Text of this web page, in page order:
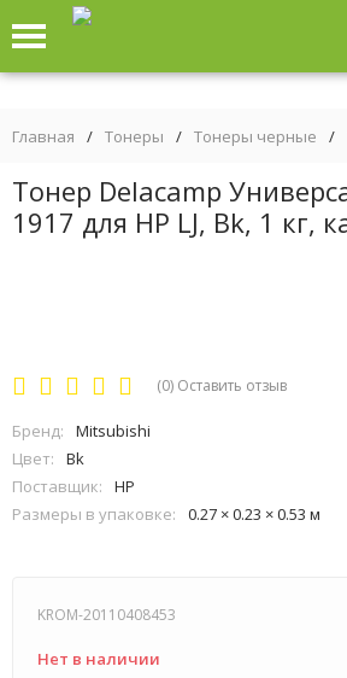
Главная / Тонеры / Тонеры черные /
Тонер Delacamp
1917 для HP LJ, Bk, 1 кг,
(0) Оставить отзыв
Бренд:
Mitsubishi
Цвет:
Bk
Поставщик:
HP
Размеры в упаковке:
0.27 × 0.23 × 0.53 м
KROM-20110408453
Нет в наличии